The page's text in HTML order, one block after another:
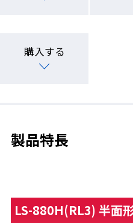
購入する
製品特長
LS-880H(RL3) 半面